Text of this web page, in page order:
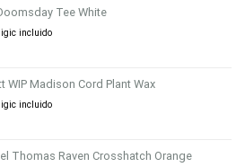
Tee White
igic incluido
WIP Madison Cord Plant Wax
igic incluido
Thomas Raven Crosshatch Orange